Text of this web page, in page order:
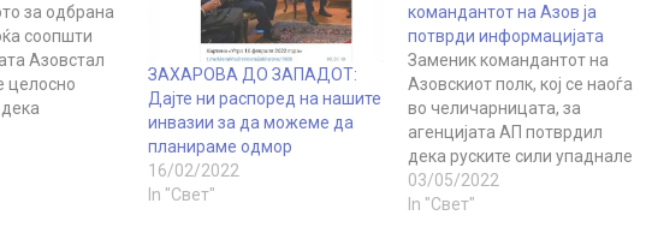
за одбрана
соопшти
Азовстал
целосно
одбрана
тоа го
ЗАХАРОВА ДО ЗАПАДОТ:
Дајте ни распоред на нашите
инвазии за да можеме да
планираме одмор
16/02/2022
In "Свет"
командантот на Азов ја
потврди информацијата
Заменик командантот на
Азовскиот полк, кој се наоѓа
во челичарницата, за
агенцијата АП потврдил
дека руските сили упаднале
во фабриката. Одговарајќи
на прашањето за
03/05/2022
In "Свет"